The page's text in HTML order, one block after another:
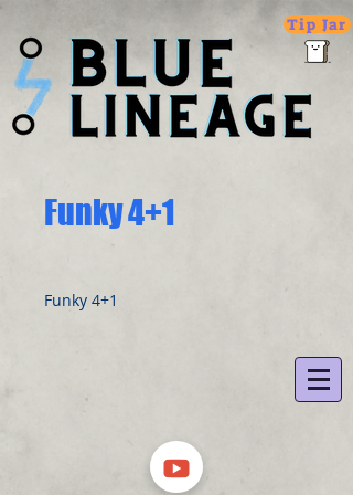
Tip Jar
Funky 4+1
Funky 4+1